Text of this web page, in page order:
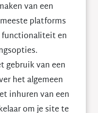
van een
platforms
functionaliteit en
gebruik van een
het algemeen
inhuren van een
om je site te